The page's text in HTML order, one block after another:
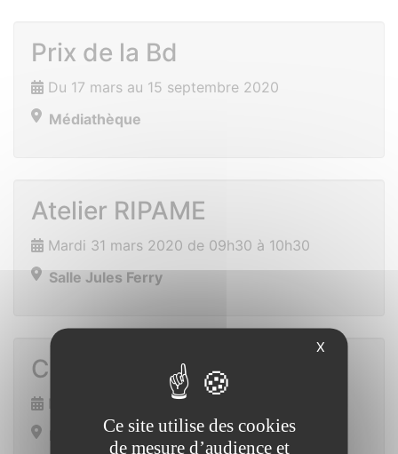
Prix de la Bd
Du 17 mars au 15 septembre 2020
Médiathèque
Atelier RIPAME
Mardi 31 mars 2020 de 09h30 à 10h30
Salle Jules Ferry
Chasse à l’oeuf
Mercredi 15 avril 2020 de 16h00 à 16h30
Ensemble polyvalent
X
Ce site utilise des cookies
de mesure d’audience et